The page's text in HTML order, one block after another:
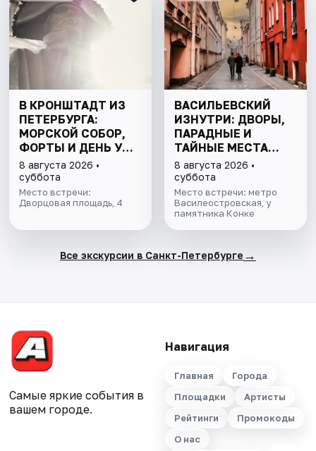
В КРОНШТАДТ ИЗ
ПЕТЕРБУРГА:
МОРСКОЙ СОБОР,
ФОРТЫ И ДЕНЬ У
ФИНСКОГО ЗАЛИВА.
ВСЁ ВКЛЮЧЕНО
8 августа 2026 •
суббота
Место встречи:
Дворцовая площадь, 4
ВАСИЛЬЕВСКИЙ
ИЗНУТРИ: ДВОРЫ,
ПАРАДНЫЕ И
ТАЙНЫЕ МЕСТА
ОСТРОВА
8 августа 2026 •
суббота
Место встречи: метро
Василеостровская, у
памятника Конке
Все экскурсии в Санкт-Петербурге →
Самые яркие события в
вашем городе.
Навигация
Главная
Города
Площадки
Артисты
Рейтинги
Промокоды
О нас